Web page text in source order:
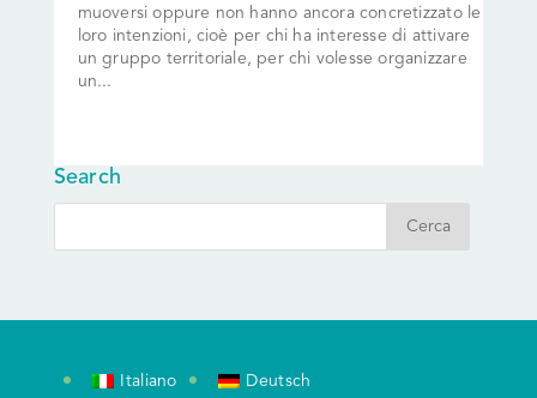
muoversi oppure non hanno ancora concretizzato le
loro intenzioni, cioè per chi ha interesse di attivare
un gruppo territoriale, per chi volesse organizzare
un...
Search
Italiano Deutsch